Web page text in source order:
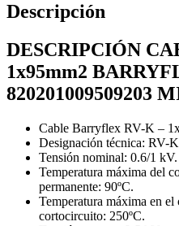
Descripción
DESCRIPCIÓN
1x95mm2
820201009509203
Cable Barryflex RV-K –
Designación técnica: RV-
Tensión nominal: 0.6/1 kV.
Temperatura máxima del
permanente: 90ºC.
Temperatura máxima en el
cortocircuito: 250ºC.